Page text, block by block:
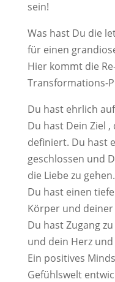
sein!
Was hast Du die
für einen
Hier kommt die
Transformations-
Du hast ehrlich
Du hast Dein Ziel
definiert. Du hast
geschlossen und
die Liebe zu gehen.
Du hast einen
Körper und deiner
Du hast Zugang
und dein Herz
Ein positives
Gefühlswelt